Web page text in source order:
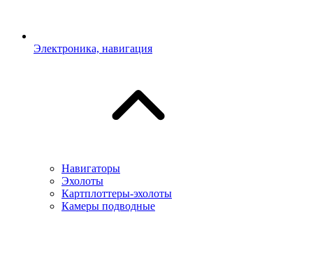
Электроника, навигация
Навигаторы
Эхолоты
Картплоттеры-эхолоты
Камеры подводные